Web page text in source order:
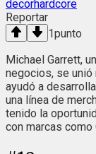
decorhardcore
Reportar
1punto
Michael Garrett,
negocios, se unió
ayudó a
una línea de
tenido la
con marcas como